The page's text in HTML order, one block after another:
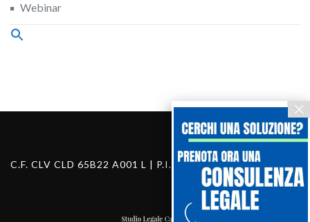
Webinar
Search
C.F. CLV CLD 65B22 A001 L | P.I. 03460130283